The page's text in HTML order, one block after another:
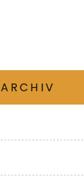
ARCHIV